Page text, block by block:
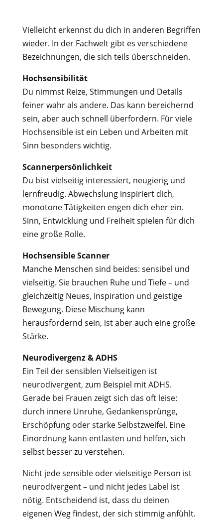
Vielleicht erkennst du dich in anderen Begriffen
wieder. In der Fachwelt gibt es verschiedene
Bezeichnungen, die sich teils überschneiden.
Hochsensibilität
Du nimmst Reize, Stimmungen und Details
feiner wahr als andere. Das kann bereichernd
sein, aber auch schnell überfordern. Für viele
Hochsensible ist ein Leben und Arbeiten mit
Sinn besonders wichtig.
Scannerpersönlichkeit
Du bist vielseitig interessiert, neugierig und
lernfreudig. Abwechslung inspiriert dich,
monotone Tätigkeiten engen dich eher ein.
Sinn, Entwicklung und Freiheit spielen für dich
eine große Rolle.
Hochsensible Scanner
Manche Menschen sind beides: sensibel und
vielseitig. Sie brauchen Ruhe und Tiefe – und
gleichzeitig Neues, Inspiration und geistige
Bewegung. Diese Mischung kann
herausfordernd sein, ist aber auch eine große
Stärke.
Neurodivergenz & ADHS
Ein Teil der sensiblen Vielseitigen ist
neurodivergent, zum Beispiel mit ADHS.
Gerade bei Frauen zeigt sich das oft leise:
durch innere Unruhe, Gedankensprünge,
Erschöpfung oder starke Selbstzweifel. Eine
Einordnung kann entlasten und helfen, sich
selbst besser zu verstehen.
Nicht jede sensible oder vielseitige Person ist
neurodivergent – und nicht jedes Label ist
nötig. Entscheidend ist, dass du deinen
eigenen Weg findest, der sich stimmig anfühlt.